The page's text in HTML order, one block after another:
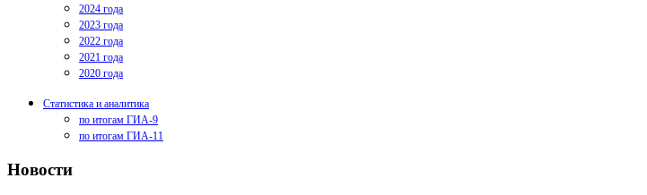
2024 года
2023 года
2022 года
2021 года
2020 года
Статистика и аналитика
по итогам ГИА-9
по итогам ГИА-11
Новости